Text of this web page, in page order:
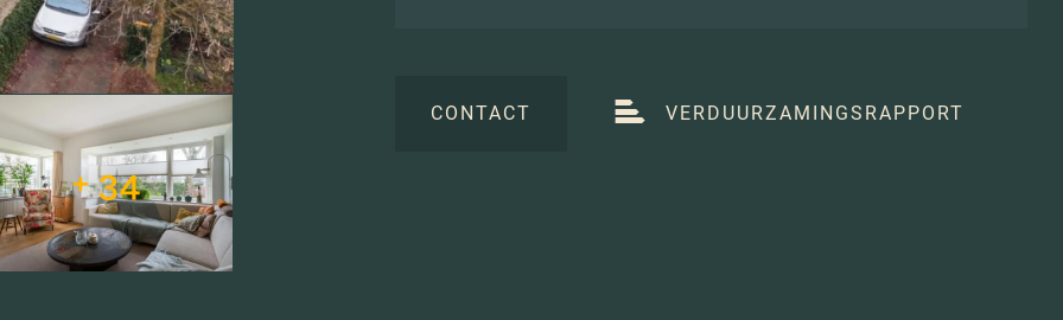
+ 34
CONTACT VERDUURZAMINGSRAPPORT